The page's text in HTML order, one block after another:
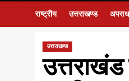
राष्ट्रीय उत्तराखण्ड अपराध
उत्तराखण्ड